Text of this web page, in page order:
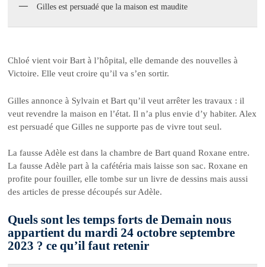
Gilles est persuadé que la maison est maudite
Chloé vient voir Bart à l’hôpital, elle demande des nouvelles à
Victoire. Elle veut croire qu’il va s’en sortir.
Gilles annonce à Sylvain et Bart qu’il veut arrêter les travaux : il
veut revendre la maison en l’état. Il n’a plus envie d’y habiter. Alex
est persuadé que Gilles ne supporte pas de vivre tout seul.
La fausse Adèle est dans la chambre de Bart quand Roxane entre.
La fausse Adèle part à la cafétéria mais laisse son sac. Roxane en
profite pour fouiller, elle tombe sur un livre de dessins mais aussi
des articles de presse découpés sur Adèle.
Quels sont les temps forts de Demain nous
appartient du mardi 24 octobre septembre
2023 ? ce qu’il faut retenir